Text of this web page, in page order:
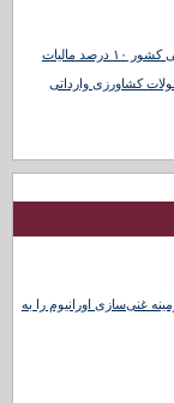
طبق تصمیم جدید سازمان امور مالیاتی کشور ۱۰ درصد مالیات
کشاورزی وارداتی
غنی‌سازی اورانیوم را به